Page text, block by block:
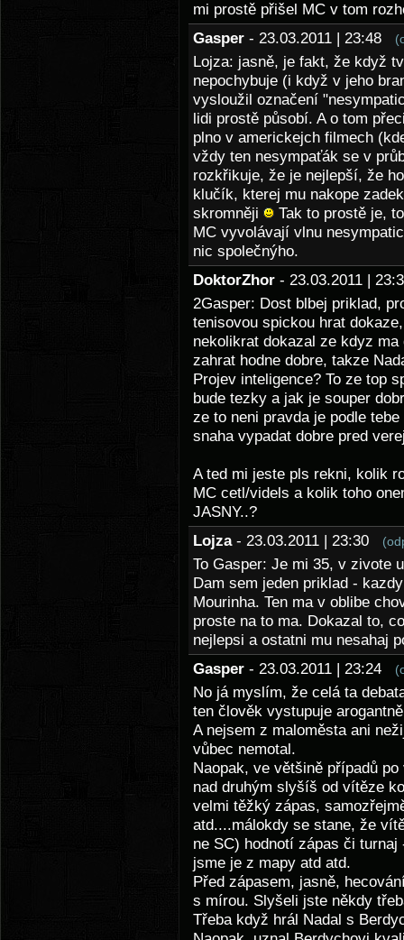
mi prostě přišel MC v tom
Gasper - 23.03.2011 | 23:48
Lojza: jasně, je fakt, že když
nepochybuje (i když v jeho
vysloužil označení
lidi prostě působí. A o tom
plno v americkejch filmech
vždy ten nesympaťák se v
rozkřikuje, že je nejlepší, že
klučík, kterej mu nakope
skromněji
Tak to prostě je,
MC vyvolávají vlnu
nic společnýho.
DoktorZhor - 23.03.2011 |
2Gasper: Dost blbej priklad,
tenisovou spickou hrat
nekolikrat dokazal ze kdyz
zahrat hodne dobre, takze
Projev inteligence? To ze top
bude tezky a jak je souper
ze to neni pravda je podle
snaha vypadat dobre pred
A ted mi jeste pls rekni, kolik
MC cetl/videls a kolik toho
JASNY..?
Lojza - 23.03.2011 | 23:30
To Gasper: Je mi 35, v zivote
Dam sem jeden priklad -
Mourinha. Ten ma v oblibe
proste na to ma. Dokazal to,
nejlepsi a ostatni mu nesahaj
Gasper - 23.03.2011 | 23:24
No já myslím, že celá ta
ten člověk vystupuje
A nejsem z maloměsta ani
vůbec nemotal.
Naopak, ve většině případů
nad druhým slyšíš od vítěze
velmi těžký zápas,
atd....málokdy se stane, že
ne SC) hodnotí zápas či
jsme je z mapy atd atd.
Před zápasem, jasně,
s mírou. Slyšeli jste někdy
Třeba když hrál Nadal s